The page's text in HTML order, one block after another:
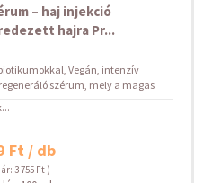
– haj injekció
hajra Pr...
Vegán, intenzív
szérum, mely a magas
Ft / db
3 755 Ft )